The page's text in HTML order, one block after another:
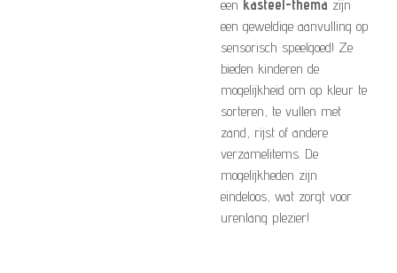
een kasteel-thema zijn
een geweldige aanvulling op
sensorisch speelgoed! Ze
bieden kinderen de
mogelijkheid om op kleur te
sorteren, te vullen met
zand, rijst of andere
verzamelitems. De
mogelijkheden zijn
eindeloos, wat zorgt voor
urenlang plezier!